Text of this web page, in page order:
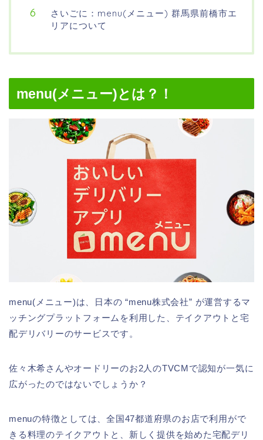
さいごに：menu(メニュー) 群馬県前橋市エ
リアについて
menu(メニュー)とは？！
menu(メニュー)は、日本の “menu株式会社” が運営するマ
ッチングプラットフォームを利用した、テイクアウトと宅
配デリバリーのサービスです。
佐々木希さんやオードリーのお2人のTVCMで認知が一気に
広がったのではないでしょうか？
menuの特徴としては、全国47都道府県のお店で利用がで
きる料理のテイクアウトと、新しく提供を始めた宅配デリ